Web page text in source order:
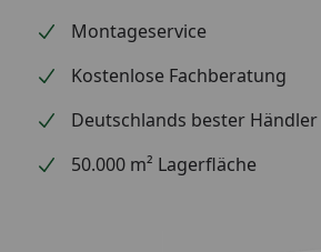
geeignet
Montageservice
Kostenlose Fachberatung
Deutschlands bester Händler
50.000 m² Lagerfläche